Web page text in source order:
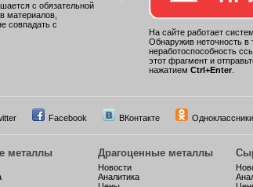
с обязательной
материалов,
совпадать с
На сайте работает
Обнаружив неточность в
неработоспособность
этот фрагмент и
нажатием Ctrl+Enter
Facebook ВКонтакте Одноклассники
металлы Драгоценные металлы
Новости
Аналитика